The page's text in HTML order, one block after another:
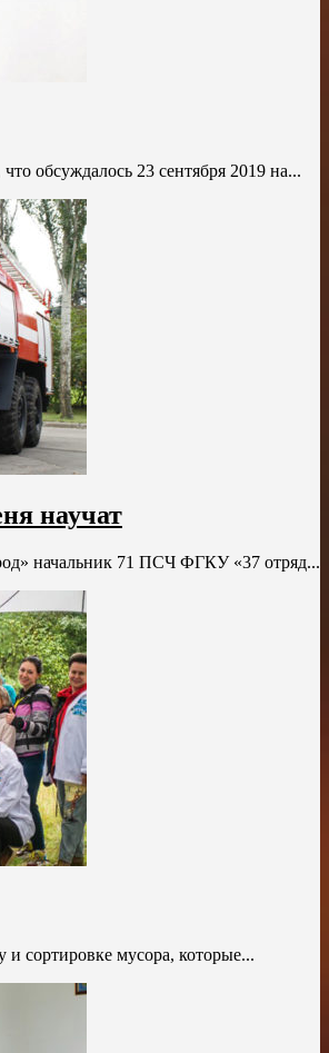
обсуждалось 23 сентября 2019 на...
научат
начальник 71 ПСЧ ФГКУ «37 отряд...
сортировке мусора, которые...